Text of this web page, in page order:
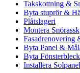
Takskottning &
Byta stuprör &
Plåtslageri
Montera
Fasadrenovering
Byta Panel &
Byta Fönsterbleck
Installera